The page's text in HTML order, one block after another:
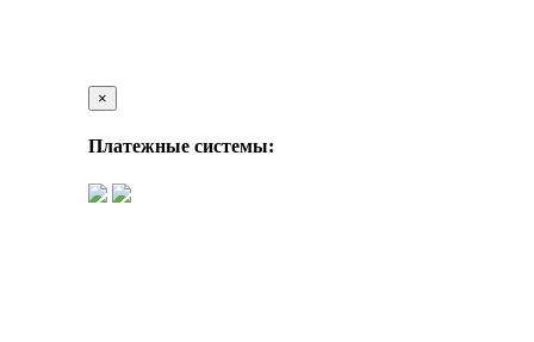
×
Платежные системы: